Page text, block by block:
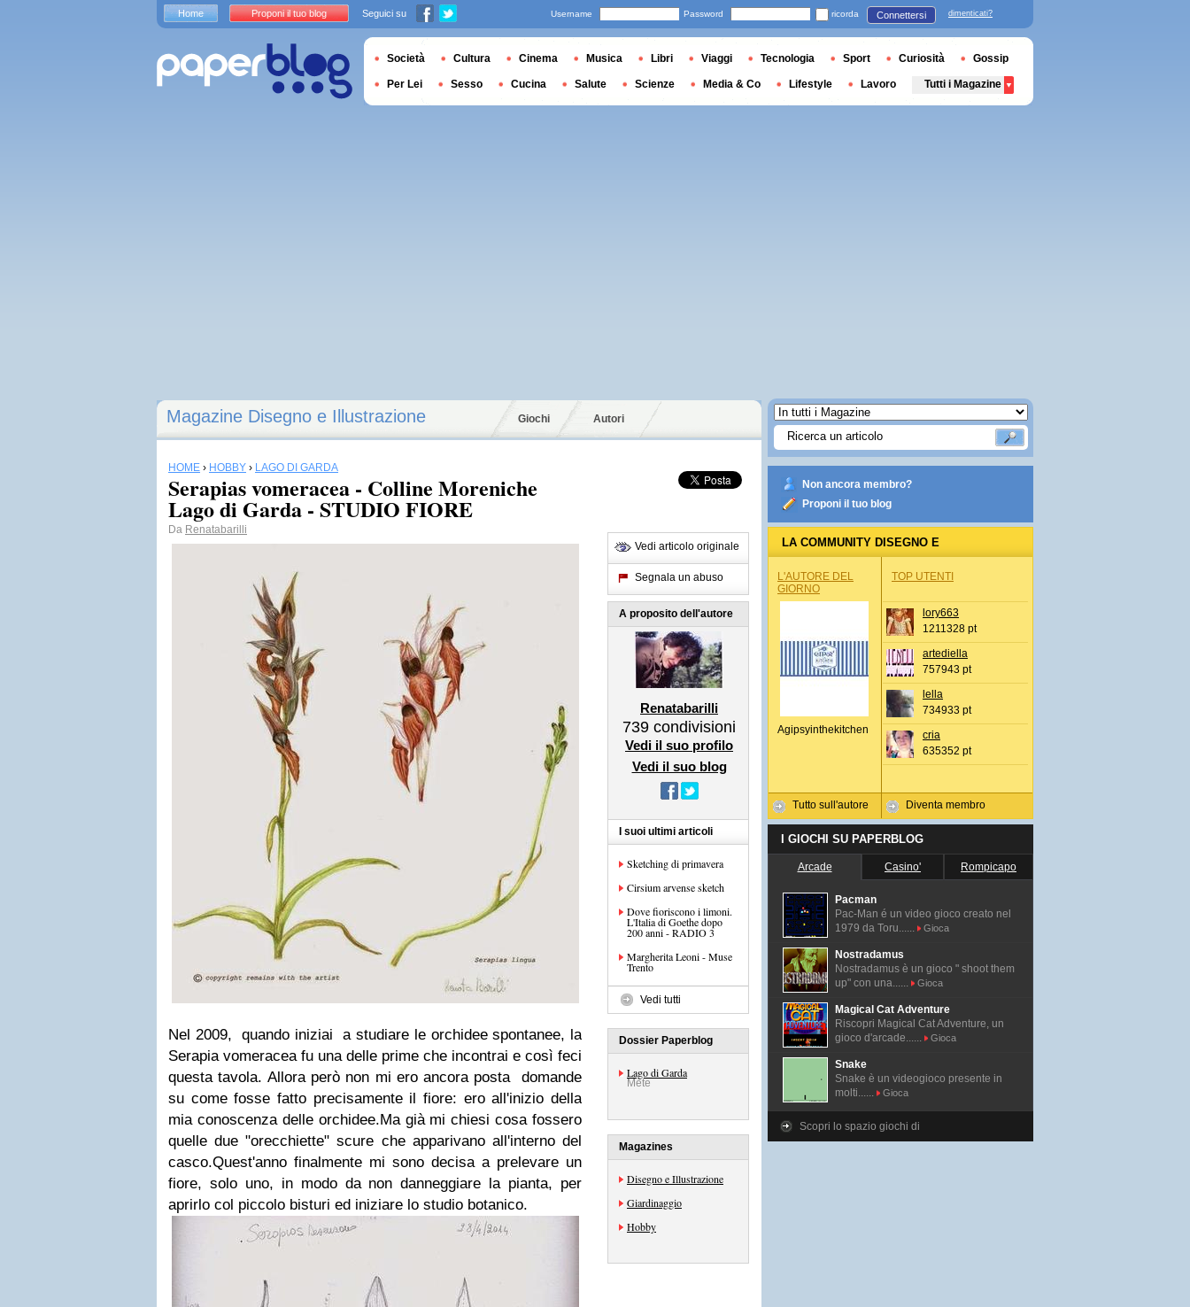
Magazine Disegno e Illustrazione Giochi Autori
HOME › HOBBY › LAGO DI GARDA
Serapias vomeracea - Colline Moreniche
Lago di Garda - STUDIO FIORE
Da Renatabarilli
Nel 2009, quando iniziai a studiare le orchidee spontanee, la
Serapia vomeracea fu una delle prime che incontrai e così feci
questa tavola. Allora però non mi ero ancora posta domande
su come fosse fatto precisamente il fiore: ero all'inizio della
mia conoscenza delle orchidee.Ma già mi chiesi cosa fossero
quelle due "orecchiette" scure che apparivano all'interno del
casco.Quest'anno finalmente mi sono decisa a prelevare un
fiore, solo uno, in modo da non danneggiare la pianta, per
aprirlo col piccolo bisturi ed iniziare lo studio botanico.
Vedi articolo originale
Segnala un abuso
A proposito dell'autore
Renatabarilli
739 condivisioni
Vedi il suo profilo
Vedi il suo blog
I suoi ultimi articoli
Sketching di primavera
Cirsium arvense sketch
Dove fioriscono i limoni.
L'Italia di Goethe dopo
200 anni - RADIO 3
Margherita Leoni - Muse
Trento
Vedi tutti
Dossier Paperblog
Lago di Garda
Mete
Magazines
Disegno e Illustrazione
Giardinaggio
Hobby
Non ancora membro?
Proponi il tuo blog
LA COMMUNITY DISEGNO E
ILLUSTRAZIONE
L'AUTORE DEL
GIORNO
Agipsyinthekitchen
Tutto sull'autore
TOP UTENTI
lory663
1211328 pt
artediella
757943 pt
lella
734933 pt
cria
635352 pt
Diventa membro
I GIOCHI SU PAPERBLOG
Arcade Casino' Rompicapo
Pacman
Pac-Man é un video gioco creato nel
1979 da Toru......
Gioca
Nostradamus
Nostradamus è un gioco " shoot them
up" con una......
Gioca
Magical Cat Adventure
Riscopri Magical Cat Adventure, un
gioco d'arcade......
Gioca
Snake
Snake è un videogioco presente in
molti......
Gioca
Scopri lo spazio giochi di
Home Proponi il tuo blog Seguici su Username Password ricorda Connettersi dimenticati?
Società Cultura Cinema Musica Libri Viaggi Tecnologia Sport Curiosità Gossip
Per Lei Sesso Cucina Salute Scienze Media & Co Lifestyle Lavoro Tutti i Magazine